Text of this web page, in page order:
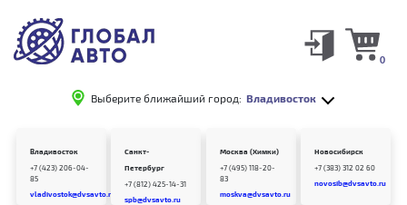
Выберите ближайший город: Владивосток
0
Владивосток
+7 (423) 206-04-
85
vladivostok@dvsavto.ru
Санкт-
Петербург
+7 (812) 425-14-31
spb@dvsavto.ru
Москва (Химки)
+7 (495) 118-20-
83
moskva@dvsavto.ru
Новосибирск
+7 (383) 312 02 60
novosib@dvsavto.ru